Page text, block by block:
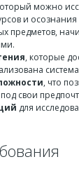
можно
и осознания
предметов,
, которые
, что
свои
для